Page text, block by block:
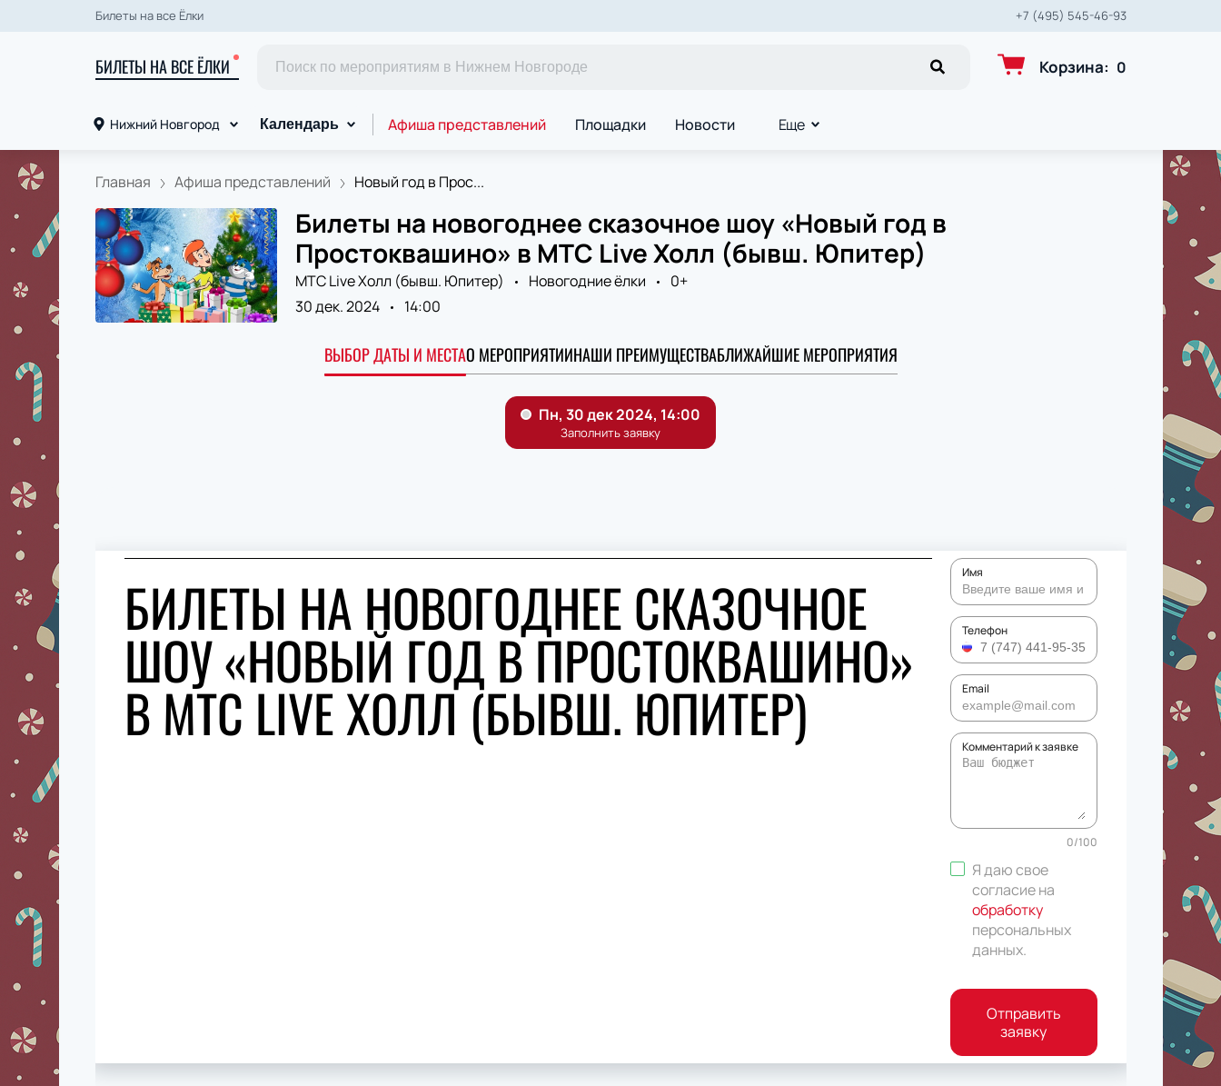
Билеты на все Ёлки +7 (495) 545-46-93
БИЛЕТЫ НА ВСЕ ЁЛКИ Корзина: 0
Нижний Новгород Календарь Афиша представлений Площадки Новости Еще
Главная Афиша представлений Новый год в Прос...
Билеты на новогоднее сказочное шоу «Новый год в
Простоквашино» в МТС Live Холл (бывш. Юпитер)
МТС Live Холл (бывш. Юпитер) Новогодние ёлки
0+
30 дек. 2024
14:00
ВЫБОР ДАТЫ И МЕСТАО МЕРОПРИЯТИИНАШИ ПРЕИМУЩЕСТВАБЛИЖАЙШИЕ МЕРОПРИЯТИЯ
БИЛЕТЫ НА НОВОГОДНЕЕ СКАЗОЧНОЕ
ШОУ «НОВЫЙ ГОД В ПРОСТОКВАШИНО»
В МТС LIVE ХОЛЛ (БЫВШ. ЮПИТЕР)
Имя
Телефон
Email
Комментарий к заявке
0/100
Я даю свое
согласие на
обработку
персональных
данных.
Отправить
заявку